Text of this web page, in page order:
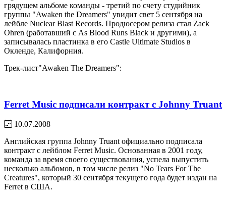
грядущем альбоме команды - третий по счету студийник
группы "Awaken the Dreamers" увидит свет 5 сентября на
лейбле Nuclear Blast Records. Продюсером релиза стал Zack
Ohren (работавший с As Blood Runs Black и другими), а
записывалась пластинка в его Castle Ultimate Studios в
Окленде, Калифорния.
Трек-лист"Awaken The Dreamers":
Ferret Music подписали контракт с Johnny Truant
10.07.2008
Английская группа Johnny Truant официально подписала
контракт с лейблом Ferret Music. Основанная в 2001 году,
команда за время своего существования, успела выпустить
несколько альбомов, в том числе релиз "No Tears For The
Creatures", который 30 сентября текущего года будет издан на
Ferret в США.